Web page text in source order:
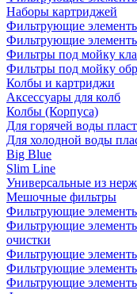
Наборы картриджей
Фильтрующие
Фильтрующие
Фильтры под мойку
Фильтры под мойку
Колбы и картриджи
Аксессуары для колб
Колбы (Корпуса)
Для горячей воды
Для холодной воды
Big Blue
Slim Line
Универсальные из
Мешочные фильтры
Фильтрующие
Фильтрующие
очистки
Фильтрующие
Фильтрующие
Фильтрующие элементы